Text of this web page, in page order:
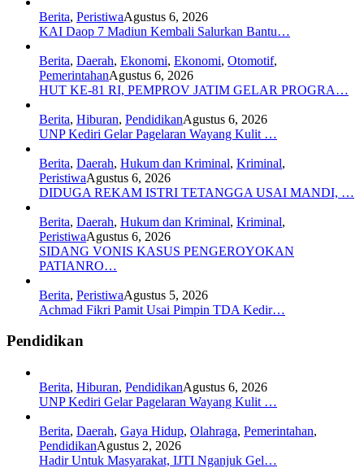
Berita, PeristiwaAgustus 6, 2026
KAI Daop 7 Madiun Kembali Salurkan Bantu…
Berita, Daerah, Ekonomi, Ekonomi, Otomotif,
PemerintahanAgustus 6, 2026
HUT KE-81 RI, PEMPROV JATIM GELAR PROGRA…
Berita, Hiburan, PendidikanAgustus 6, 2026
UNP Kediri Gelar Pagelaran Wayang Kulit …
Berita, Daerah, Hukum dan Kriminal, Kriminal,
PeristiwaAgustus 6, 2026
DIDUGA REKAM ISTRI TETANGGA USAI MANDI, …
Berita, Daerah, Hukum dan Kriminal, Kriminal,
PeristiwaAgustus 6, 2026
SIDANG VONIS KASUS PENGEROYOKAN
PATIANRO…
Berita, PeristiwaAgustus 5, 2026
Achmad Fikri Pamit Usai Pimpin TDA Kedir…
Pendidikan
Berita, Hiburan, PendidikanAgustus 6, 2026
UNP Kediri Gelar Pagelaran Wayang Kulit …
Berita, Daerah, Gaya Hidup, Olahraga, Pemerintahan,
PendidikanAgustus 2, 2026
Hadir Untuk Masyarakat, IJTI Nganjuk Gel…